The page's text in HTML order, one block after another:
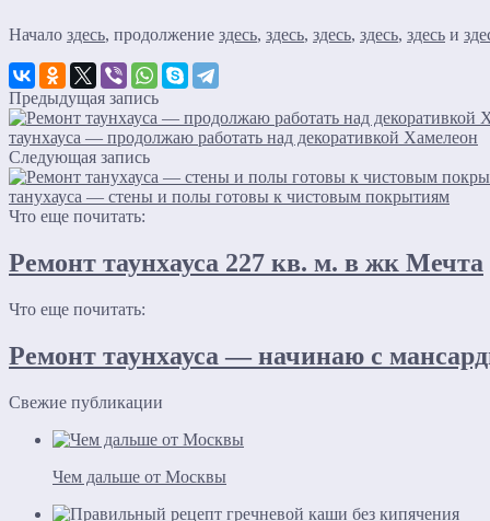
Начало здесь, продолжение здесь, здесь, здесь, здесь, здесь и
Предыдущая запись
таунхауса — продолжаю работать над декоративкой Хамелеон
Следующая запись
танухауса — стены и полы готовы к чистовым покрытиям
Что еще почитать:
Ремонт таунхауса 227 кв. м. в жк Мечта
Что еще почитать:
Ремонт таунхауса — начинаю с
Свежие публикации
Чем дальше от Москвы